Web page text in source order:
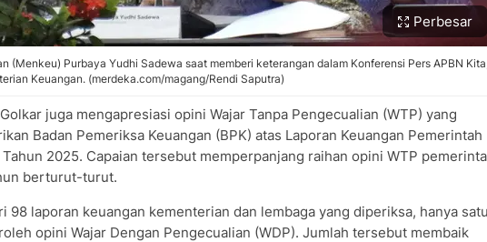
Perbesar
(Menkeu) Purbaya Yudhi Sadewa saat memberi keterangan dalam Konferensi Pers APBN
Keuangan. (merdeka.com/magang/Rendi Saputra)
juga mengapresiasi opini Wajar Tanpa Pengecualian (WTP) yang
Badan Pemeriksa Keuangan (BPK) atas Laporan Keuangan Pemerintah
Tahun 2025. Capaian tersebut memperpanjang raihan opini WTP
berturut-turut.
98 laporan keuangan kementerian dan lembaga yang diperiksa, hanya satu
opini Wajar Dengan Pengecualian (WDP). Jumlah tersebut membaik